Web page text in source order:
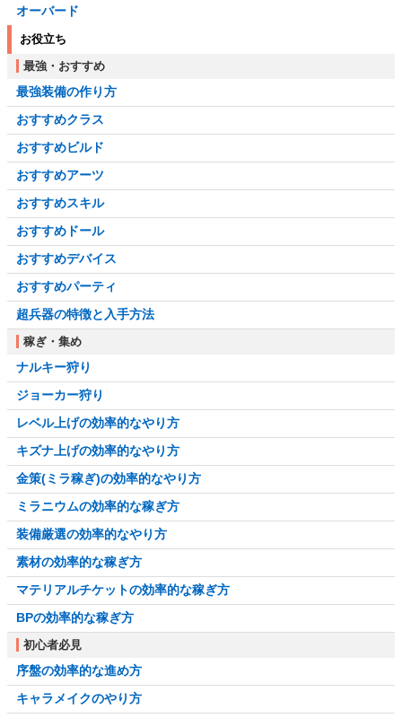
オーバード
お役立ち
最強・おすすめ
最強装備の作り方
おすすめクラス
おすすめビルド
おすすめアーツ
おすすめスキル
おすすめドール
おすすめデバイス
おすすめパーティ
超兵器の特徴と入手方法
稼ぎ・集め
ナルキー狩り
ジョーカー狩り
レベル上げの効率的なやり方
キズナ上げの効率的なやり方
金策(ミラ稼ぎ)の効率的なやり方
ミラニウムの効率的な稼ぎ方
装備厳選の効率的なやり方
素材の効率的な稼ぎ方
マテリアルチケットの効率的な稼ぎ方
BPの効率的な稼ぎ方
初心者必見
序盤の効率的な進め方
キャラメイクのやり方